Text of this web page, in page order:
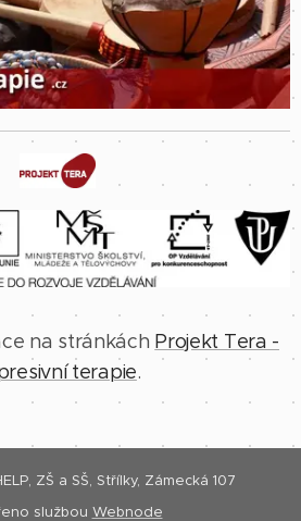
na stránkách Projekt Tera -
terapie.
ZŠ a SŠ, Střílky, Zámecká 107
službou Webnode